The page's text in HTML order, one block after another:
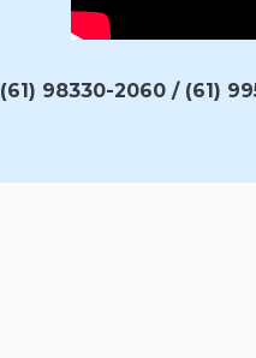
(61) 98330-2060 / (61)